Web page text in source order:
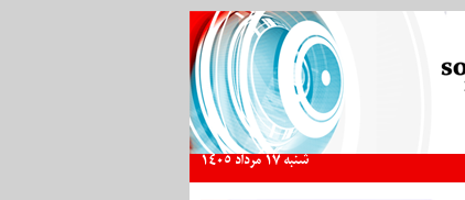
شنبه 17 مرداد 1405